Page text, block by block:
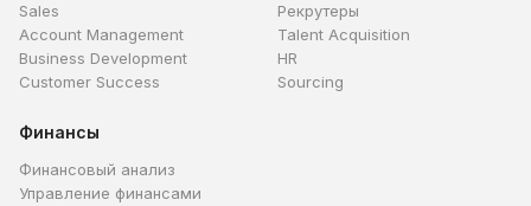
Sales
Account Management
Business Development
Customer Success
Рекрутеры
Talent Acquisition
HR
Sourcing
Финансы
Финансовый анализ
Управление финансами